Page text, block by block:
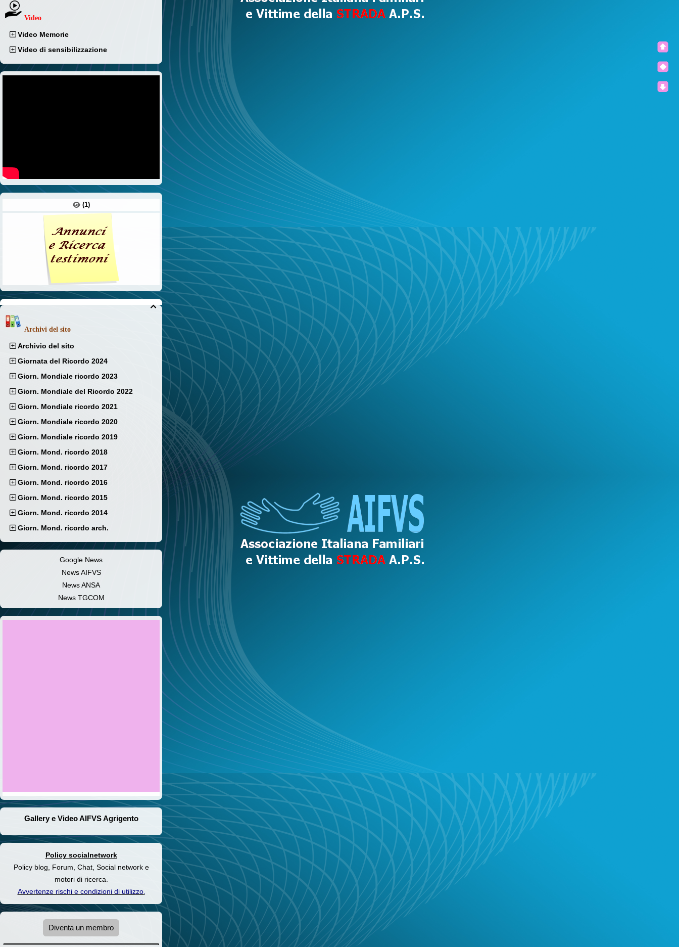
Video
Video Memorie
Video di sensibilizzazione
(1)

Archivi del sito
Archivio del sito
Giornata del Ricordo 2024
Giorn. Mondiale ricordo 2023
Giorn. Mondiale del Ricordo 2022
Giorn. Mondiale ricordo 2021
Giorn. Mondiale ricordo 2020
Giorn. Mondiale ricordo 2019
Giorn. Mond. ricordo 2018
Giorn. Mond. ricordo 2017
Giorn. Mond. ricordo 2016
Giorn. Mond. ricordo 2015
Giorn. Mond. ricordo 2014
Giorn. Mond. ricordo arch.
Google News
News AIFVS
News ANSA
News TGCOM
Gallery e Video AIFVS Agrigento
Policy socialnetwork
Policy blog, Forum, Chat, Social network e
motori di ricerca.
Avvertenze rischi e condizioni di utilizzo.
Diventa un membro